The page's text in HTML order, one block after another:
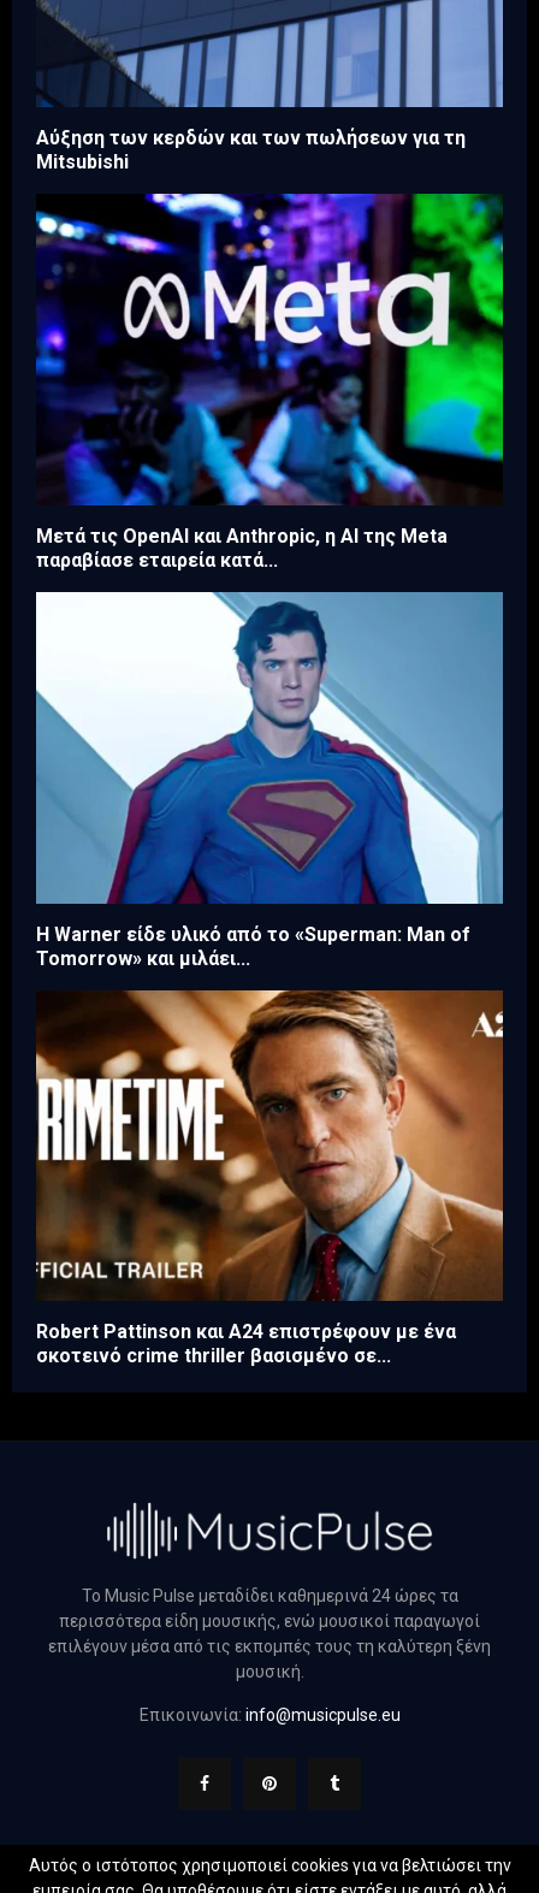
Aύξηση των κερδών και των πωλήσεων για τη
Mitsubishi
Μετά τις OpenAI και Anthropic, η AI της Meta
παραβίασε εταιρεία κατά...
Η Warner είδε υλικό από το «Superman: Man of
Tomorrow» και μιλάει...
Robert Pattinson και A24 επιστρέφουν με ένα
σκοτεινό crime thriller βασισμένο σε...
Το Music Pulse μεταδίδει καθημερινά 24 ώρες τα
περισσότερα είδη μουσικής, ενώ μουσικοί παραγωγοί
επιλέγουν μέσα από τις εκπομπές τους τη καλύτερη ξένη
μουσική.
Επικοινωνία: info@musicpulse.eu
Αυτός ο ιστότοπος χρησιμοποιεί cookies για να βελτιώσει την